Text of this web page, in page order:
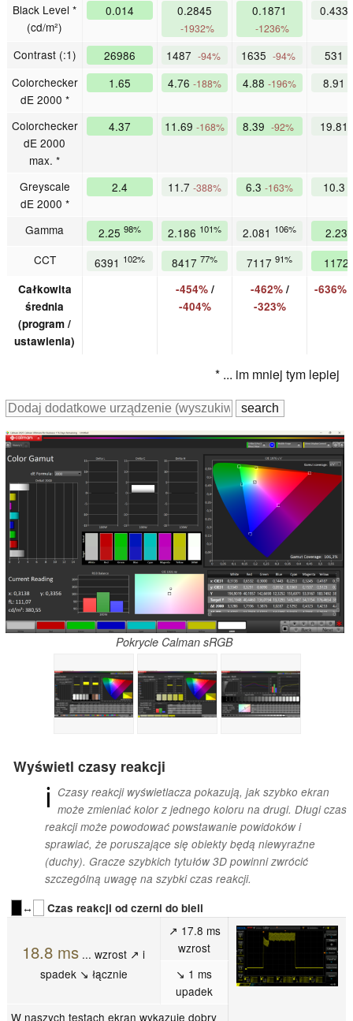
Black Level *
(cd/m²)
0.014 0.2845
-1932%
0.1871
-1236%
0.433
Contrast (:1) 26986 1487 -94% 1635 -94% 531
Colorchecker
dE 2000 *
1.65 4.76 -188% 4.88 -196% 8.91
Colorchecker
dE 2000
max. *
4.37 11.69 -168% 8.39 -92% 19.81
Greyscale
dE 2000 *
2.4 11.7 -388% 6.3 -163% 10.3
Gamma 2.25 98% 2.186 101% 2.081 106%
CCT
6391 102% 8417 77% 7117 91%
Całkowita
średnia
(program /
ustawienia)
-454%/
-404%
-462%/
-323%
-636%
* ... im mniej tym lepiej
Pokrycie Calman sRGB
Wyświetl czasy reakcji
ℹ Czasy reakcji wyświetlacza pokazują, jak szybko ekran
może zmieniać kolor z jednego koloru na drugi. Długi czas
reakcji może powodować powstawanie powidoków i
sprawiać, że poruszające się obiekty będą niewyraźne
(duchy). Gracze szybkich tytułów 3D powinni zwrócić
szczególną uwagę na szybki czas reakcji.
↔
Czas reakcji od czerni do bieli
18.8 ms ... wzrost ↗ i
spadek ↘ łącznie
↗ 17.8 ms
wzrost
↘ 1 ms
upadek
W naszych testach ekran wykazuje dobry